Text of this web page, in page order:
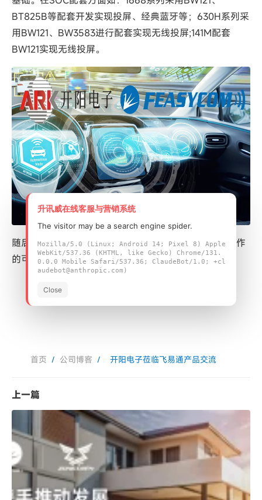
BT825B等配套开发实现投屏、经典蓝牙等；630H系列采
用BW121、BW3583进行配套实现无线投屏;141M配套
BW121实现无线投屏。
随后双方在后续产品规划上进行描述沟通，双方探讨合作
的可行性，希望后续在汽车电子上共同贡献一份力量。
首页 / 公司博客 / 开阳电子莅临飞易通产品交流
上一篇
升讯威在线客服与营销系统
The visitor may be a search engine spider.
Mozilla/5.0 (Linux; Android 14; Pixel 8) Apple
WebKit/537.36 (KHTML, like Gecko) Chrome/131.
0.0.0 Mobile Safari/537.36; ClaudeBot/1.0; +cl
audebot@anthropic.com)
Close